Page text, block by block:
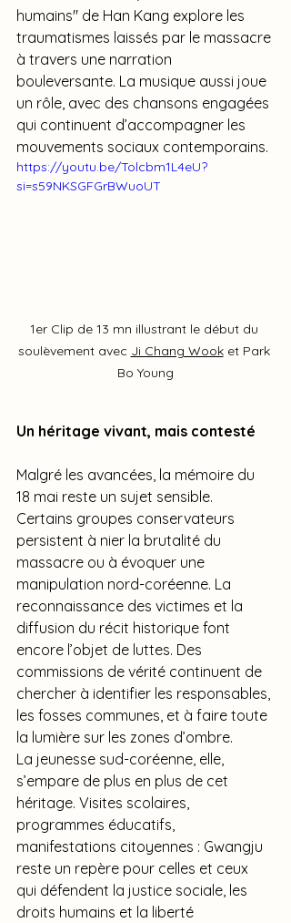
humains" de Han Kang explore les
traumatismes laissés par le massacre
à travers une narration
bouleversante. La musique aussi joue
un rôle, avec des chansons engagées
qui continuent d’accompagner les
mouvements sociaux contemporains.
https://youtu.be/Tolcbm1L4eU?
si=s59NKSGFGrBWuoUT
1er Clip de 13 mn illustrant le début du
soulèvement avec Ji Chang Wook et Park
Bo Young
Un héritage vivant, mais contesté
Malgré les avancées, la mémoire du
18 mai reste un sujet sensible.
Certains groupes conservateurs
persistent à nier la brutalité du
massacre ou à évoquer une
manipulation nord-coréenne. La
reconnaissance des victimes et la
diffusion du récit historique font
encore l’objet de luttes. Des
commissions de vérité continuent de
chercher à identifier les responsables,
les fosses communes, et à faire toute
la lumière sur les zones d’ombre.
La jeunesse sud-coréenne, elle,
s’empare de plus en plus de cet
héritage. Visites scolaires,
programmes éducatifs,
manifestations citoyennes : Gwangju
reste un repère pour celles et ceux
qui défendent la justice sociale, les
droits humains et la liberté